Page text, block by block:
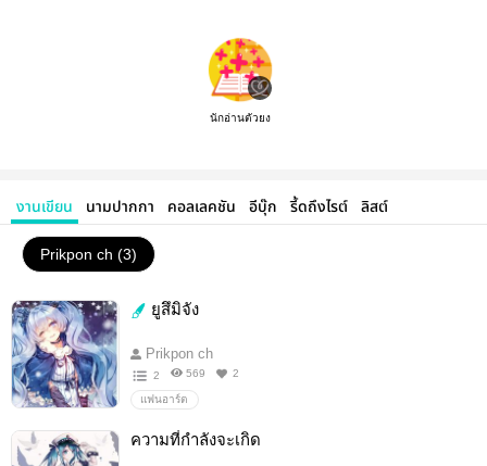
นักอ่านตัวยง
งานเขียน นามปากกา คอลเลคชัน อีบุ๊ก รี้ดถึงไรต์ ลิสต์
Prikpon ch (3)
ยูสึมิจัง
Prikpon ch
2 569 2
แฟนอาร์ต
ความที่กำลังจะเกิด